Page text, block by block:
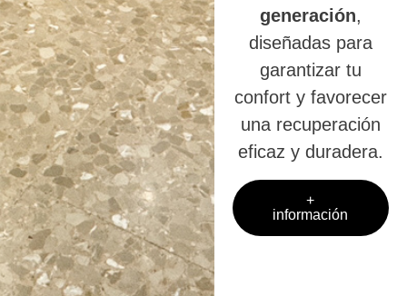
generación,
diseñadas para
garantizar tu
confort y favorecer
una recuperación
eficaz y duradera.
+
información